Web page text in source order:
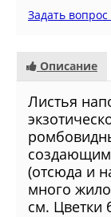
Задать
Описание
Листья
(отсюда и
много
см. Цветки